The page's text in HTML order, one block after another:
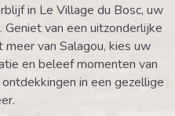
in Le Village du Bosc, uw
Geniet van een uitzonderlijke
van Salagou, kies uw
en beleef momenten van
in een gezellige